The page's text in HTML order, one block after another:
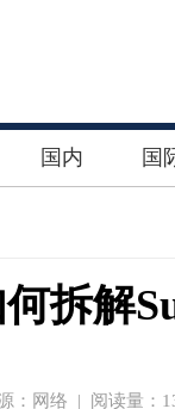
国内 国
拆解
：网络 | 阅读量：